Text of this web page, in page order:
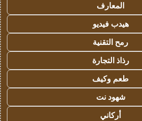
المعارف
هيدب فيديو
رمح التقنية
رذاذ التجارة
طعم وكيف
شهود نت
أركاني